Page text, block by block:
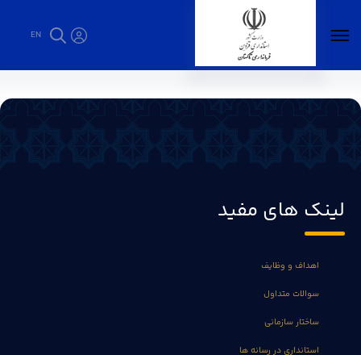
EN
لینک های مفید
اهداف و وظایف
سوالات متداول
ساختار سازمانی
استانداری در رسانه ها